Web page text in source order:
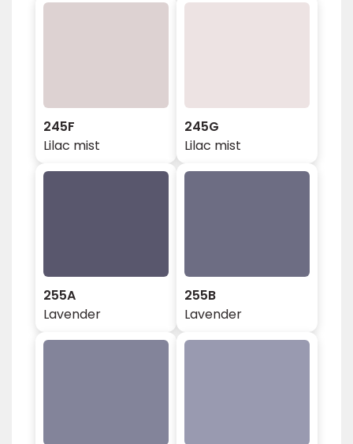
245F
Lilac mist
245G
Lilac mist
255A
Lavender
255B
Lavender